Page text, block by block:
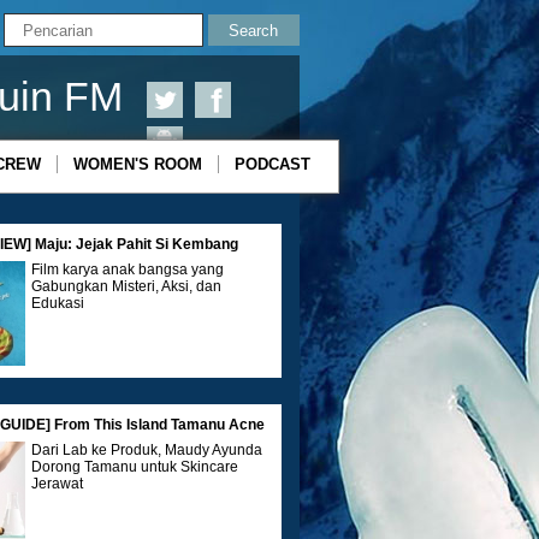
FM
PODCAST
WOMEN'S ROOM
Maju: Jejak Pahit Si Kembang
Film karya anak bangsa yang
Gabungkan Misteri, Aksi, dan
Edukasi
From This Island Tamanu Acne
Dari Lab ke Produk, Maudy Ayunda
Dorong Tamanu untuk Skincare
Jerawat